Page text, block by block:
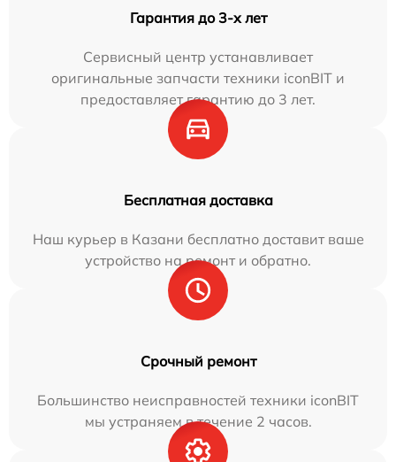
Гарантия до 3-х лет
Сервисный центр устанавливает
оригинальные запчасти техники iconBIT и
предоставляет гарантию до 3 лет.
Бесплатная доставка
Наш курьер в Казани бесплатно доставит ваше
устройство на ремонт и обратно.
Срочный ремонт
Большинство неисправностей техники iconBIT
мы устраняем в течение 2 часов.